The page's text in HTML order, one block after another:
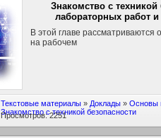
Знакомство с
лабораторных работ
В этой главе
на рабочем
Текстовые материалы » Доклады » Основы
Знакомство с техникой безопасности
Просмотров: 2251